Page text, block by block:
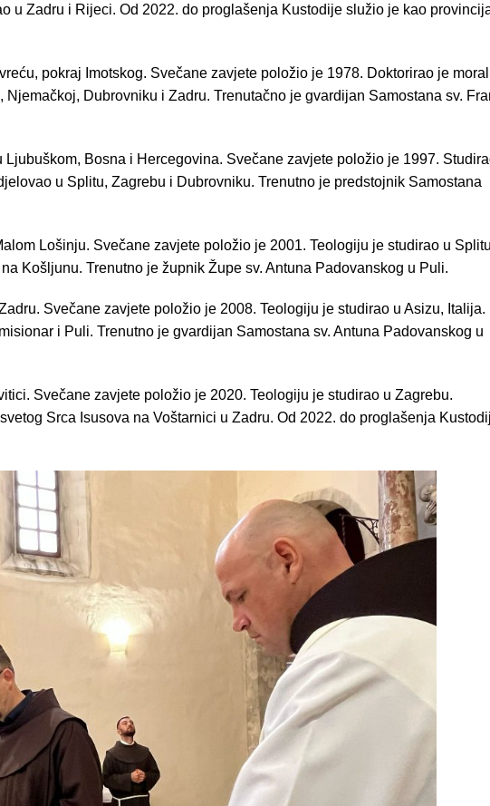
u Zadru i Rijeci. Od 2022. do proglašenja Kustodije služio je kao
pokraj Imotskog. Svečane zavjete položio je 1978. Doktorirao je
Dubrovniku i Zadru. Trenutačno je gvardijan Samostana sv.
Ljubuškom, Bosna i Hercegovina. Svečane zavjete položio je 1997.
u Splitu, Zagrebu i Dubrovniku. Trenutno je predstojnik Samostana
Lošinju. Svečane zavjete položio je 2001. Teologiju je studirao u
Košljunu. Trenutno je župnik Župe sv. Antuna Padovanskog u Puli.
Svečane zavjete položio je 2008. Teologiju je studirao u Asizu, Italija.
i Puli. Trenutno je gvardijan Samostana sv. Antuna Padovanskog u
Svečane zavjete položio je 2020. Teologiju je studirao u Zagrebu.
Srca Isusova na Voštarnici u Zadru. Od 2022. do proglašenja